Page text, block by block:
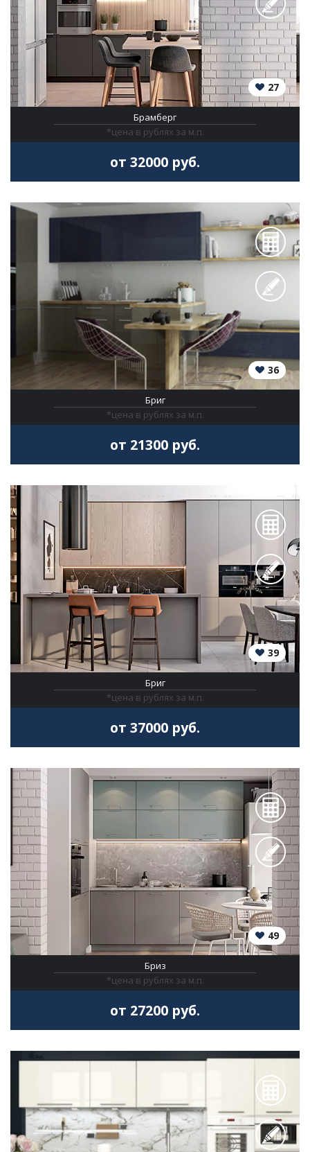
27
Брамберг
*цена в рублях за м.п.
от 32000 руб.
36
Бриг
*цена в рублях за м.п.
от 21300 руб.
39
Бриг
*цена в рублях за м.п.
от 37000 руб.
49
Бриз
*цена в рублях за м.п.
от 27200 руб.